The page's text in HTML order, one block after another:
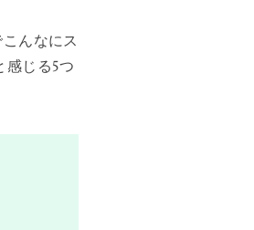
んなにス
感じる5つ